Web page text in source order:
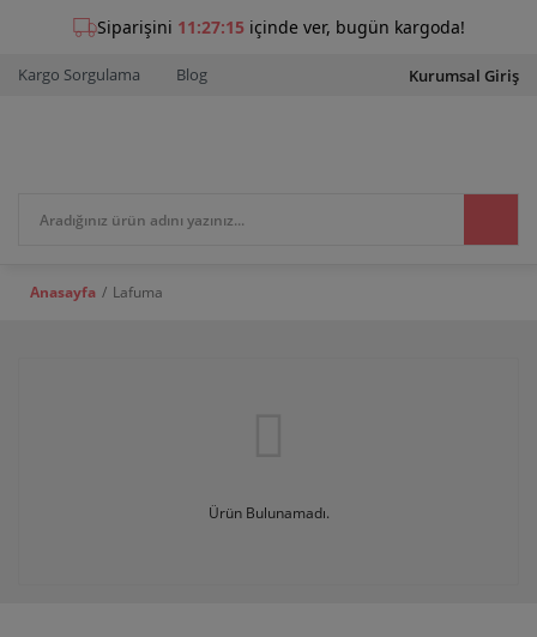
Kargo Sorgulama Blog Kurumsal Giriş
Anasayfa Lafuma
Ürün Bulunamadı.